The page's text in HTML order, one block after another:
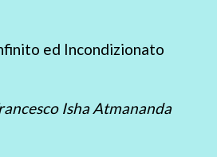
ed Incondizionato
Isha Atmananda